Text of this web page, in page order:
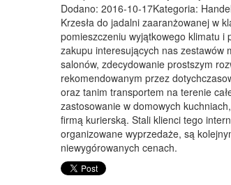
Dodano: 2016-10-17Kategoria:
Krzesła do jadalni zaaranżowanej w
pomieszczeniu wyjątkowego klimatu i
zakupu interesujących nas zestawów
salonów, zdecydowanie prostszym
rekomendowanym przez
oraz tanim transportem na terenie
zastosowanie w domowych
firmą kurierską. Stali klienci tego
organizowane wyprzedaże, są
niewygórowanych cenach.